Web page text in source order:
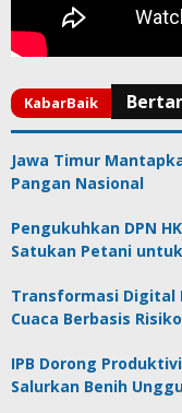
Jawa Timur
Pangan Nasional
Pengukuhkan DPN
Satukan Petani
Transformasi Digital
Cuaca Berbasis Risiko
IPB Dorong
Salurkan Benih